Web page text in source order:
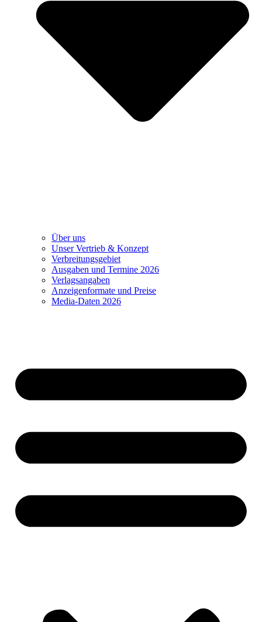
Über uns
Unser Vertrieb & Konzept
Verbreitungsgebiet
Ausgaben und Termine 2026
Verlagsangaben
Anzeigenformate und Preise
Media-Daten 2026